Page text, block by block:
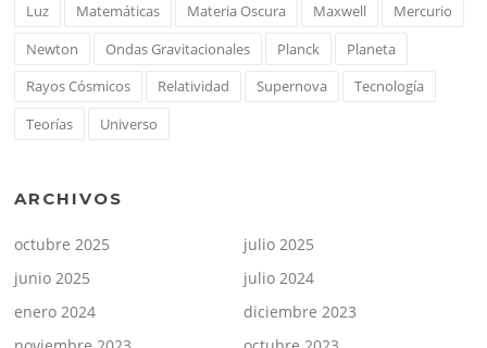
Luz
Matemáticas Materia Oscura Maxwell
Mercurio
Newton
Ondas Gravitacionales Planck
Planeta
Rayos Cósmicos
Relatividad Supernova
Tecnología
Teorías
Universo
ARCHIVOS
octubre 2025
julio 2025
junio 2025
julio 2024
enero 2024
diciembre 2023